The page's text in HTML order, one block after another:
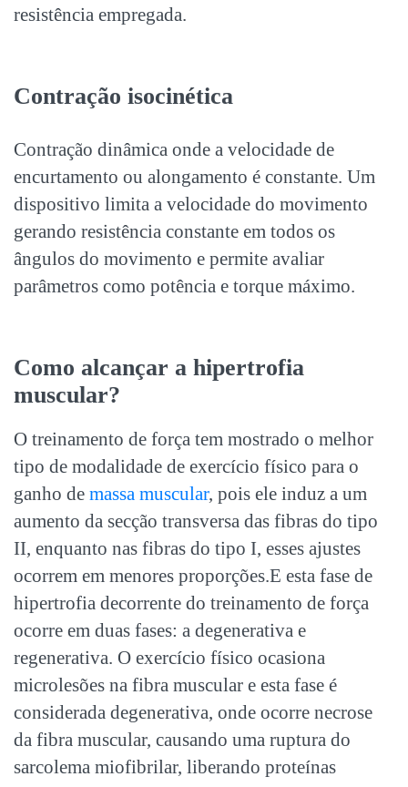
resistência empregada.
Contração isocinética
Contração dinâmica onde a velocidade de
encurtamento ou alongamento é constante. Um
dispositivo limita a velocidade do movimento
gerando resistência constante em todos os
ângulos do movimento e permite avaliar
parâmetros como potência e torque máximo.
Como alcançar a hipertrofia
muscular?
O treinamento de força tem mostrado o melhor
tipo de modalidade de exercício físico para o
ganho de massa muscular, pois ele induz a um
aumento da secção transversa das fibras do tipo
II, enquanto nas fibras do tipo I, esses ajustes
ocorrem em menores proporções.E esta fase de
hipertrofia decorrente do treinamento de força
ocorre em duas fases: a degenerativa e
regenerativa. O exercício físico ocasiona
microlesões na fibra muscular e esta fase é
considerada degenerativa, onde ocorre necrose
da fibra muscular, causando uma ruptura do
sarcolema miofibrilar, liberando proteínas